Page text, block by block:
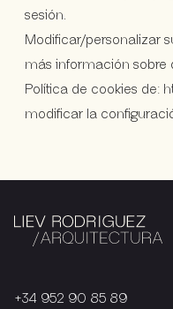
sesión.
Modificar/personalizar
más información sobre
Política de cookies de:
modificar la
+34 952 90 85 89